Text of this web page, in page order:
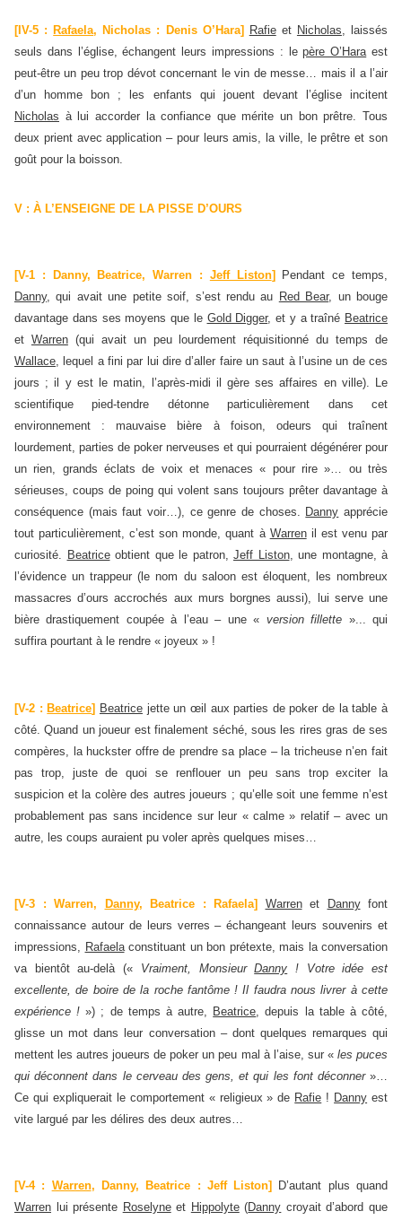
[IV-5 : Rafaela, Nicholas : Denis O’Hara] Rafieet Nicholas, laissés
seuls dans l’église, échangent leurs impressions : lepère O’Haraest
peut-être un peu trop dévot concernant le vin de messe… mais il a l’air
d’un homme bon ; les enfants qui jouent devant l’église incitent
Nicholas à lui accorder la confiance que mérite un bon prêtre. Tous
deux prient avec application – pour leurs amis, la ville, le prêtre et son
goût pour la boisson.
V : À L’ENSEIGNE DE LA PISSE D’OURS
[V-1 : Danny, Beatrice, Warren : Jeff Liston]
Pendant ce temps,
Danny, qui avait une petite soif, s’est rendu au Red Bear, un bouge
davantage dans ses moyens que le Gold Digger, et y a traîné Beatrice
et Warren(qui avait un peu lourdement réquisitionné du temps de
Wallace, lequel a fini par lui dire d’aller faire un saut à l’usine un de ces
jours ; il y est le matin, l’après-midi il gère ses affaires en ville). Le
scientifique pied-tendre détonne particulièrement dans cet
environnement : mauvaise bière à foison, odeurs qui traînent
lourdement, parties de poker nerveuses et qui pourraient dégénérer pour
un rien, grands éclats de voix et menaces « pour rire »… ou très
sérieuses, coups de poing qui volent sans toujours prêter davantage à
conséquence (mais faut voir…), ce genre de choses. Danny apprécie
tout particulièrement, c’est son monde, quant à Warrenil est venu par
curiosité. Beatriceobtient que le patron, Jeff Liston, une montagne, à
l’évidence un trappeur (le nom du saloon est éloquent, les nombreux
massacres d’ours accrochés aux murs borgnes aussi), lui serve une
bière drastiquement coupée à l’eau – une « version fillette »... qui
suffira pourtant à le rendre « joyeux » !
[V-2 :Beatrice] Beatricejette un œil aux parties de poker de la table à
côté. Quand un joueur est finalement séché, sous les rires gras de ses
compères, la huckster offre de prendre sa place – la tricheuse n’en fait
pas trop, juste de quoi se renflouer un peu sans trop exciter la
suspicion et la colère des autres joueurs ; qu’elle soit une femme n’est
probablement pas sans incidence sur leur « calme » relatif – avec un
autre, les coups auraient pu voler après quelques mises…
[V-3 : Warren, Danny, Beatrice : Rafaela] Warrenet Dannyfont
connaissance autour de leurs verres – échangeant leurs souvenirs et
impressions,
Rafaelaconstituant un bon prétexte, mais la conversation
va bientôt au-delà (« Vraiment, MonsieurDanny ! Votre idée est
excellente, de boire de la roche fantôme ! Il faudra nous livrer à cette
expérience ! ») ; de temps à autre, Beatrice , depuis la table à côté,
glisse un mot dans leur conversation – dont quelques remarques qui
mettent les autres joueurs de poker un peu mal à l’aise, sur « les puces
qui déconnent dans le cerveau des gens, et qui les font déconner»…
Ce qui expliquerait le comportement « religieux » de Rafie ! Danny est
vite largué par les délires des deux autres…
[V-4 : Warren, Danny, Beatrice : Jeff Liston]
D’autant plus quand
Warren lui présente Roselyneet Hippolyte(Danny croyait d’abord que